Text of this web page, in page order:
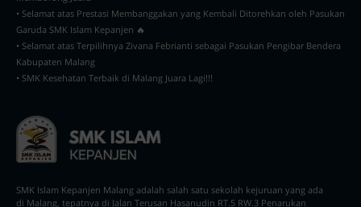
SMK Islam Kepanjen Malang adalah salah satu sekolah kejuruan yang ada
di Malang, tepatnya di Jalan Terusan Hasanudin RT.5 RW.3 Penarukan
• Selamat atas Prestasi Membanggakan yang Kembali Ditorehkan oleh Pasukan
Garuda SMK Islam Kepanjen 🔥
• Selamat atas Terpilihnya Zivana Febrianti sebagai Pasukan Pengibar Bendera
Kabupaten Malang
• SMK Kesehatan Terbaik di Malang Juara Lagi!!!